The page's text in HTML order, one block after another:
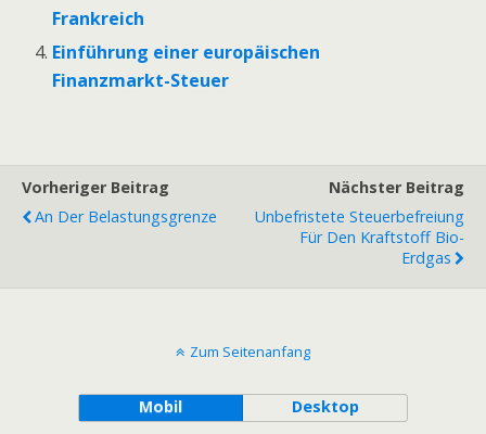
Frankreich
Einführung einer europäischen
Finanzmarkt-Steuer
Vorheriger Beitrag
An Der Belastungsgrenze
Nächster Beitrag
Unbefristete Steuerbefreiung
Für Den Kraftstoff Bio-
Erdgas
Zum Seitenanfang
Mobil Desktop